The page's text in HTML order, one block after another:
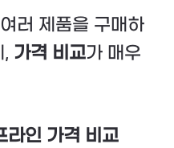
러 제품을 구매하
가격 비교가 매우
인 가격 비교